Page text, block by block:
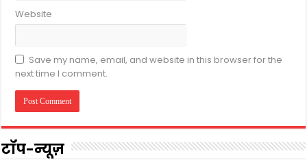
Website
Save my name, email, and website in this browser for the
next time I comment.
टॉप-न्यूज़